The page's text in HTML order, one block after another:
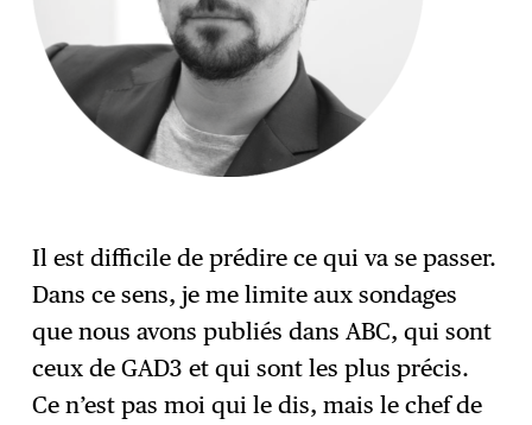
Il est difficile de prédire ce qui va se passer.
Dans ce sens, je me limite aux sondages
que nous avons publiés dans ABC, qui sont
ceux de GAD3 et qui sont les plus précis.
Ce n’est pas moi qui le dis, mais le chef de